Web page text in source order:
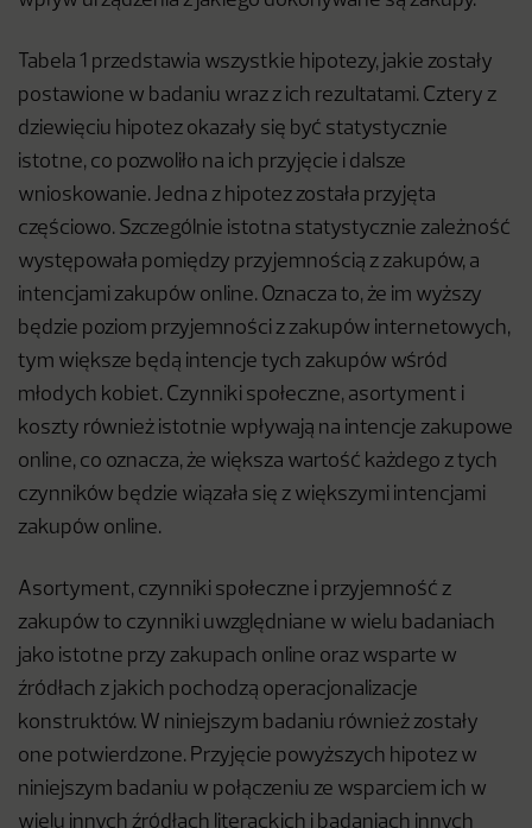
Tabela 1 przedstawia wszystkie hipotezy, jakie zostały
postawione w badaniu wraz z ich rezultatami. Cztery z
dziewięciu hipotez okazały się być statystycznie
istotne, co pozwoliło na ich przyjęcie i dalsze
wnioskowanie. Jedna z hipotez została przyjęta
częściowo. Szczególnie istotna statystycznie zależność
występowała pomiędzy przyjemnością z zakupów, a
intencjami zakupów online. Oznacza to, że im wyższy
będzie poziom przyjemności z zakupów internetowych,
tym większe będą intencje tych zakupów wśród
młodych kobiet. Czynniki społeczne, asortyment i
koszty również istotnie wpływają na intencje zakupowe
online, co oznacza, że większa wartość każdego z tych
czynników będzie wiązała się z większymi intencjami
zakupów online.
Asortyment, czynniki społeczne i przyjemność z
zakupów to czynniki uwzględniane w wielu badaniach
jako istotne przy zakupach online oraz wsparte w
źródłach z jakich pochodzą operacjonalizacje
konstruktów. W niniejszym badaniu również zostały
one potwierdzone. Przyjęcie powyższych hipotez w
niniejszym badaniu w połączeniu ze wsparciem ich w
wielu innych źródłach literackich i badaniach innych